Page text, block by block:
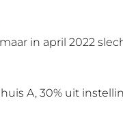
in april 2022
A, 30% uit